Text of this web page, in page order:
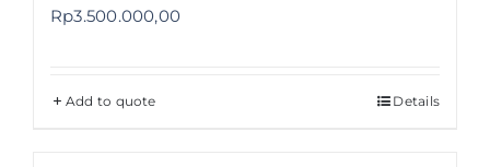
Rp3.500.000,00
Add to quote Details